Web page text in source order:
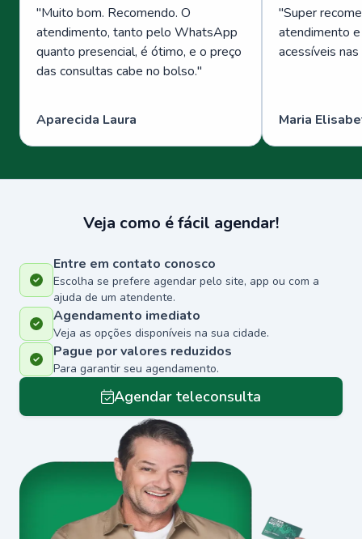
"Muito bom. Recomendo. O
atendimento, tanto pelo WhatsApp
quanto presencial, é ótimo, e o preço
das consultas cabe no bolso."
Aparecida Laura
"Super
atendimento
acessíveis
Maria
Veja como é fácil agendar!
Entre em contato conosco
Escolha se prefere agendar pelo site, app ou com a
ajuda de um atendente.
Agendamento imediato
Veja as opções disponíveis na sua cidade.
Pague por valores reduzidos
Para garantir seu agendamento.
Agendar teleconsulta